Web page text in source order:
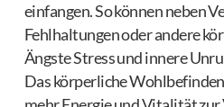
einfangen. So können neben
Fehlhaltungen oder andere
Ängste Stress und innere
Das körperliche